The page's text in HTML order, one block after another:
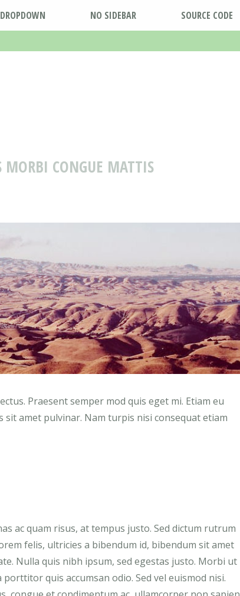
DROPDOWN NO SIDEBAR SOURCE CODE
MORBI CONGUE MATTIS
Praesent semper mod quis eget mi. Etiam eu
amet pulvinar. Nam turpis nisi consequat etiam
ac quam risus, at tempus justo. Sed dictum rutrum
felis, ultricies a bibendum id, bibendum sit amet
Nulla quis nibh ipsum, sed egestas justo. Morbi ut
quis accumsan odio. Sed vel euismod nisi.